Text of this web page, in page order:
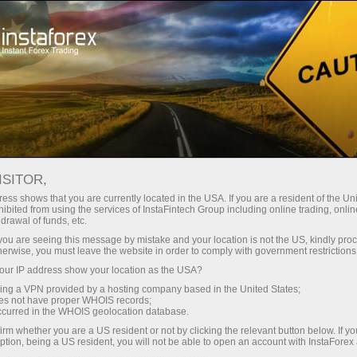
Con InstaForex obtiene acceso a
competitivas: apalancamiento de
hasta 1:5000, unos de los mejores
spreads y comisiones del
mercado, así como condiciones
atractivas para operar con
acciones e índices.
Spreads mínimos
Bono del 30%
en cada depósito
Velocidad
en el trading y en la pista
shows that you are currently located in the USA. If you are a resident of the
from using the services of InstaFintech Group including online trading,
of funds, etc.
are seeing this message by mistake and your location is not the US, kindly
you must leave the website in order to comply with government
IP address show your location as the USA?
a VPN provided by a hosting company based in the United States;
not have proper WHOIS records;
in the WHOIS geolocation database.
whether you are a US resident or not by clicking the relevant button below. If
being a US resident, you will not be able to open an account with InstaForex